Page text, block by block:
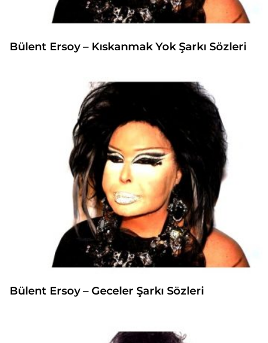
Bülent Ersoy – Kıskanmak Yok Şarkı Sözleri
Bülent Ersoy – Geceler Şarkı Sözleri